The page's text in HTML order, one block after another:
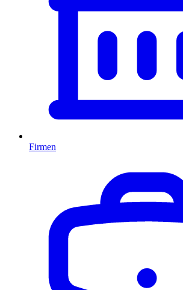
Firmen